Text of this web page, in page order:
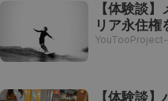
【体験談
リア永住権
【体験談